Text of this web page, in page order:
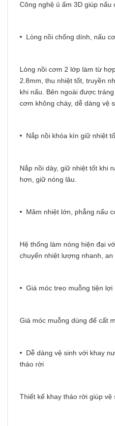
Công nghệ ủ ấm 3D giúp nấu
• Lòng nồi chống dính, nấu
Lòng nồi cơm 2 lớp làm từ
2.8mm, thu nhiệt tốt, truyền
khi nấu. Bên ngoài được
cơm không cháy, dễ dàng vệ
• Nắp nồi khóa kín giữ nhiệt
Nắp nồi dày, giữ nhiệt tốt khi
hơn, giữ nóng lâu.
• Mâm nhiệt lớn, phẳng nấu
Hệ thống làm nóng hiện đại
chuyển nhiệt lượng nhanh, an
• Giá móc treo muỗng tiện lợi
Giá móc muỗng dùng để cất
• Dễ dàng vệ sinh với khay
tháo rời
Thiết kế khay tháo rời giúp vệ